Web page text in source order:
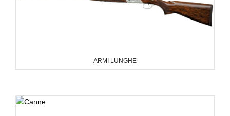
ARMI LUNGHE